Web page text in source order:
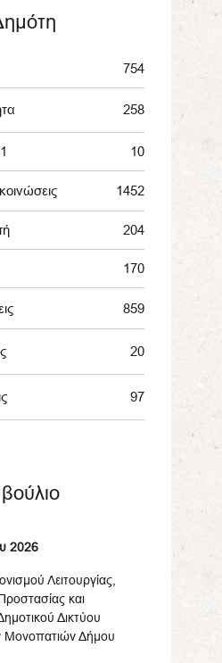
754
258
10
1452
204
170
859
20
97
2026
Λειτουργίας,
και
Δικτύου
Μονοπατιών Δήμου